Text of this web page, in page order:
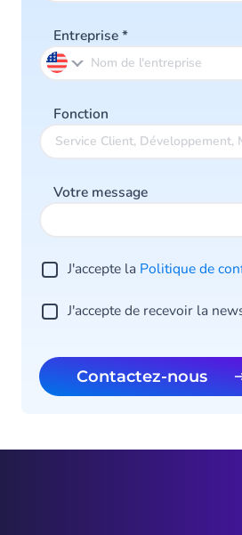
Entreprise*
Fonction
Votre message
J'accepte la Politique de
J'accepte de recevoir la
Contactez-nous